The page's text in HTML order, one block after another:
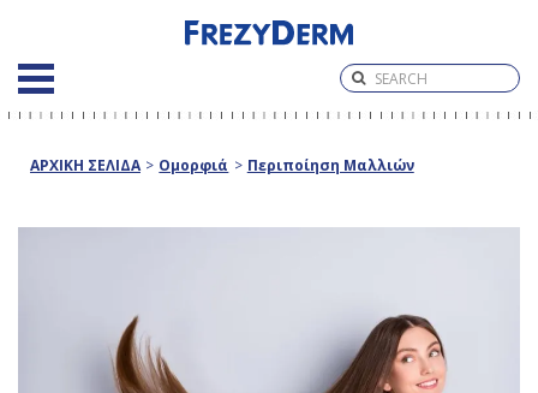
ΑΡΧΙΚΗ ΣΕΛΙΔΑ > Ομορφιά > Περιποίηση Μαλλιών